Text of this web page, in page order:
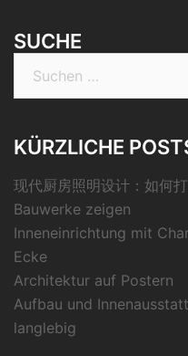
SUCHE
KÜRZLICHE
现代厨房照明设计：如何
Bauwerke zeigen
Inneneinrichtung mit
Ecke
Architektur auf Postern
Aufbau und
langlebig